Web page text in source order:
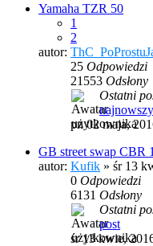
Yamaha TZR 50
1
2
autor:
25 Odpowiedzi
21553 Odsłony
Ostatni
pn 02 maja,
GB street swap CBR
autor: Kufik » śr 13
0 Odpowiedzi
6131 Odsłony
Ostatni
post
śr 13 kwie,